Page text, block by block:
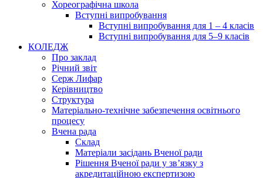
Хореографічна школа
Вступні випробування
Вступні випробування для 1 – 4 класів
Вступні випробування для 5–9 класів
КОЛЕДЖ
Про заклад
Річний звіт
Серж Лифар
Керівництво
Структура
Матеріально-технічне забезпечення освітнього
процесу
Вчена рада
Cклад
Матеріали засідань Вченої ради
Рішення Вченої ради у зв’язку з
акредитаційною експертизою